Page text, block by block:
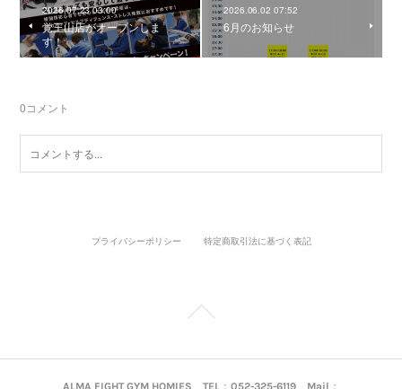
2026.07.23 03:00
覚王山店がオープンしま
す！
2026.06.02 07:52
6月のお知らせ
0コメント
プライバシーポリシー 特定商取引法に基づく表記
ALMA FIGHT GYM HOMIES TEL：052-325-6119 Mail：